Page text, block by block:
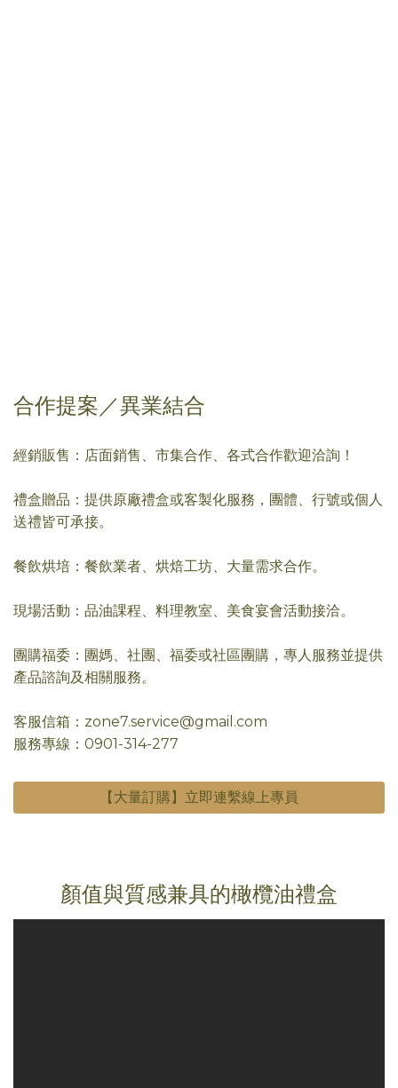
合作提案／異業結合
經銷販售：店面銷售、市集合作、各式合作歡迎洽詢！
禮盒贈品：提供原廠禮盒或客製化服務，團體、行號或個人
送禮皆可承接。
餐飲烘培：餐飲業者、烘焙工坊、大量需求合作。
現場活動：品油課程、料理教室、美食宴會活動接洽。
團購福委：團媽、社團、福委或社區團購，專人服務並提供
產品諮詢及相關服務。
客服信箱：zone7.service@gmail.com
服務專線：0901-314-277
【大量訂購】立即連繫線上專員
顏值與質感兼具的橄欖油禮盒